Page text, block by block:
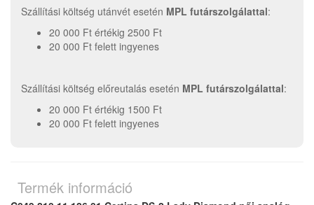
Szállítási költség utánvét esetén MPL futárszolgálattal:
20 000 Ft értékig 2500 Ft
20 000 Ft felett ingyenes
Szállítási költség előreutalás esetén MPL futárszolgálattal:
20 000 Ft értékig 1500 Ft
20 000 Ft felett ingyenes
Termék információ